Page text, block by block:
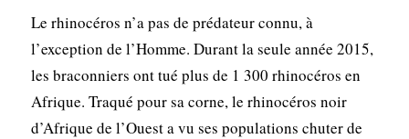
Le rhinocéros n’a pas de prédateur connu, à
l’exception de l’Homme. Durant la seule année 2015,
les braconniers ont tué plus de 1 300 rhinocéros en
Afrique. Traqué pour sa corne, le rhinocéros noir
d’Afrique de l’Ouest a vu ses populations chuter de